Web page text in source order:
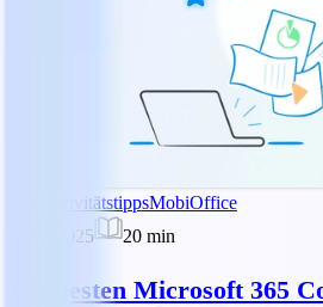
ProduktivitätstippsMobiOffice
11.04.2025
20 min
Die besten Microsoft 365